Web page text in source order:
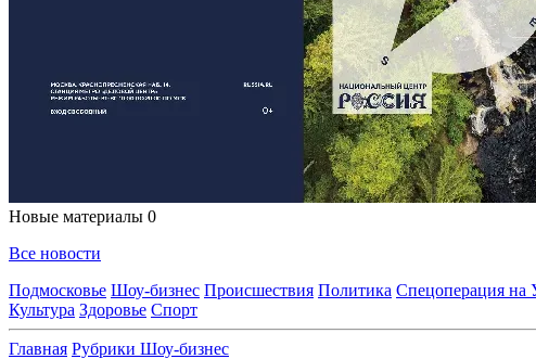
Новые материалы 0
Все новости
Подмосковье Шоу-бизнес Происшествия Политика Спецоперация на
Культура Здоровье Спорт
Главная Рубрики Шоу-бизнес